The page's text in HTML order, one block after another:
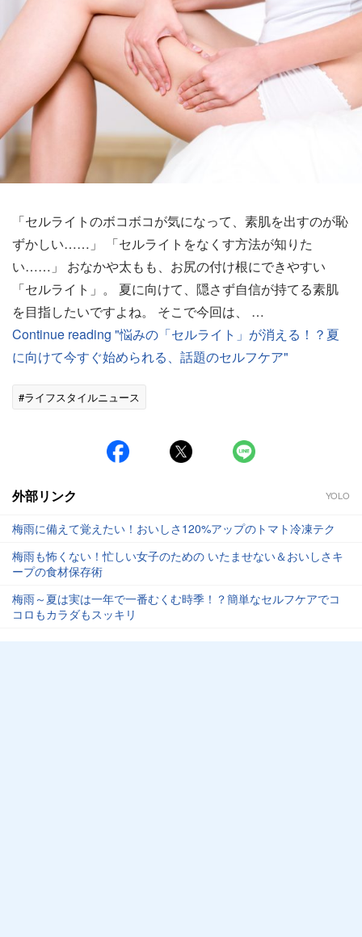
「セルライトのボコボコが気になって、素肌を出すのが恥
ずかしい……」 「セルライトをなくす方法が知りた
い……」 おなかや太もも、お尻の付け根にできやすい
「セルライト」。 夏に向けて、隠さず自信が持てる素肌
を目指したいですよね。 そこで今回は、 …
Continue reading "悩みの「セルライト」が消える！？夏
に向けて今すぐ始められる、話題のセルフケア"
#ライフスタイルニュース
外部リンク YOLO
梅雨に備えて覚えたい！おいしさ120%アップのトマト冷凍テク
梅雨も怖くない！忙しい女子のための いたませない＆おいしさキ
ープの食材保存術
梅雨～夏は実は一年で一番むくむ時季！？簡単なセルフケアでコ
コロもカラダもスッキリ